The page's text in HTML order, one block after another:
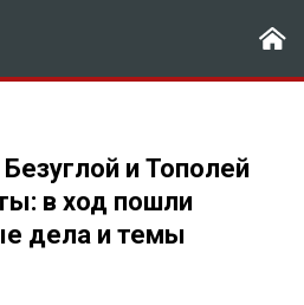
и Тополей
в ход пошли
дела и темы